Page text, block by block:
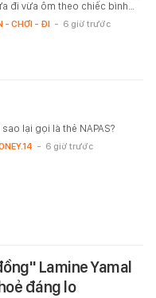
đi vừa ôm theo chiếc bình…
- CHƠI - ĐI - 6 giờ trước
sao lại gọi là thẻ NAPAS?
- 6 giờ trước
Lamine Yamal
đáng lo